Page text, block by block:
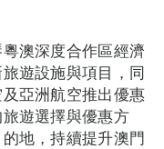
澳深度合作區經濟
遊設施與項目，同
亞洲航空推出優惠
遊選擇與優惠方
地，持續提升澳門